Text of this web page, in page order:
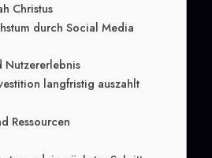
Christus
durch Social Media
Nutzererlebnis
langfristig auszahlt
Ressourcen